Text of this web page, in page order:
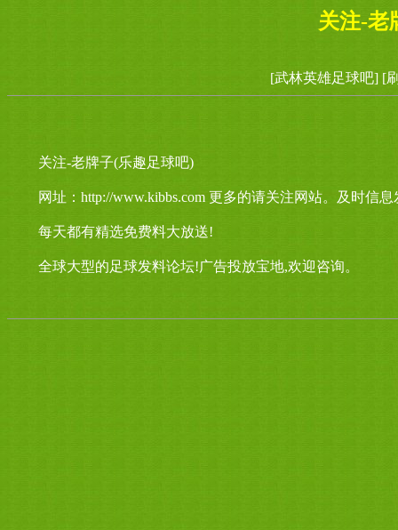
关注-老
[武林英雄足球吧] [
关注-老牌子(乐趣足球吧)
网址：http://www.kibbs.com 更多的请关注网站。及时信息
每天都有精选免费料大放送!
全球大型的足球发料论坛!广告投放宝地,欢迎咨询。